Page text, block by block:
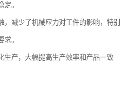
。
，减少了机械应力对工件的影响，特别
。
生产，大幅提高生产效率和产品一致